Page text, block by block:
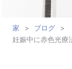
家 > ブログ
>
妊娠中に赤色光療